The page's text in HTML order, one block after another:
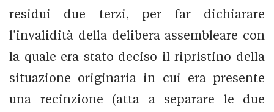
residui due terzi, per far dichiarare
l’invalidità della delibera assembleare con
la quale era stato deciso il ripristino della
situazione originaria in cui era presente
una recinzione (atta a separare le due